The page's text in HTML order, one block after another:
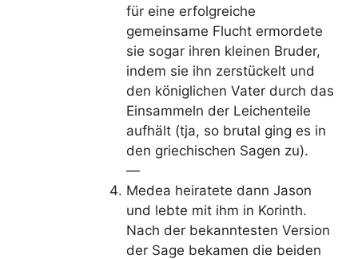
für eine erfolgreiche
gemeinsame Flucht ermordete
sie sogar ihren kleinen Bruder,
indem sie ihn zerstückelt und
den königlichen Vater durch das
Einsammeln der Leichenteile
aufhält (tja, so brutal ging es in
den griechischen Sagen zu).
—
Medea heiratete dann Jason
und lebte mit ihm in Korinth.
Nach der bekanntesten Version
der Sage bekamen die beiden